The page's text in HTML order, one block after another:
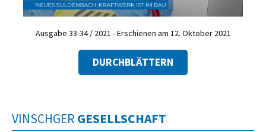
Ausgabe 33-34 / 2021 - Erschienen am 12. Oktober 2021
DURCHBLÄTTERN
VINSCHGER GESELLSCHAFT